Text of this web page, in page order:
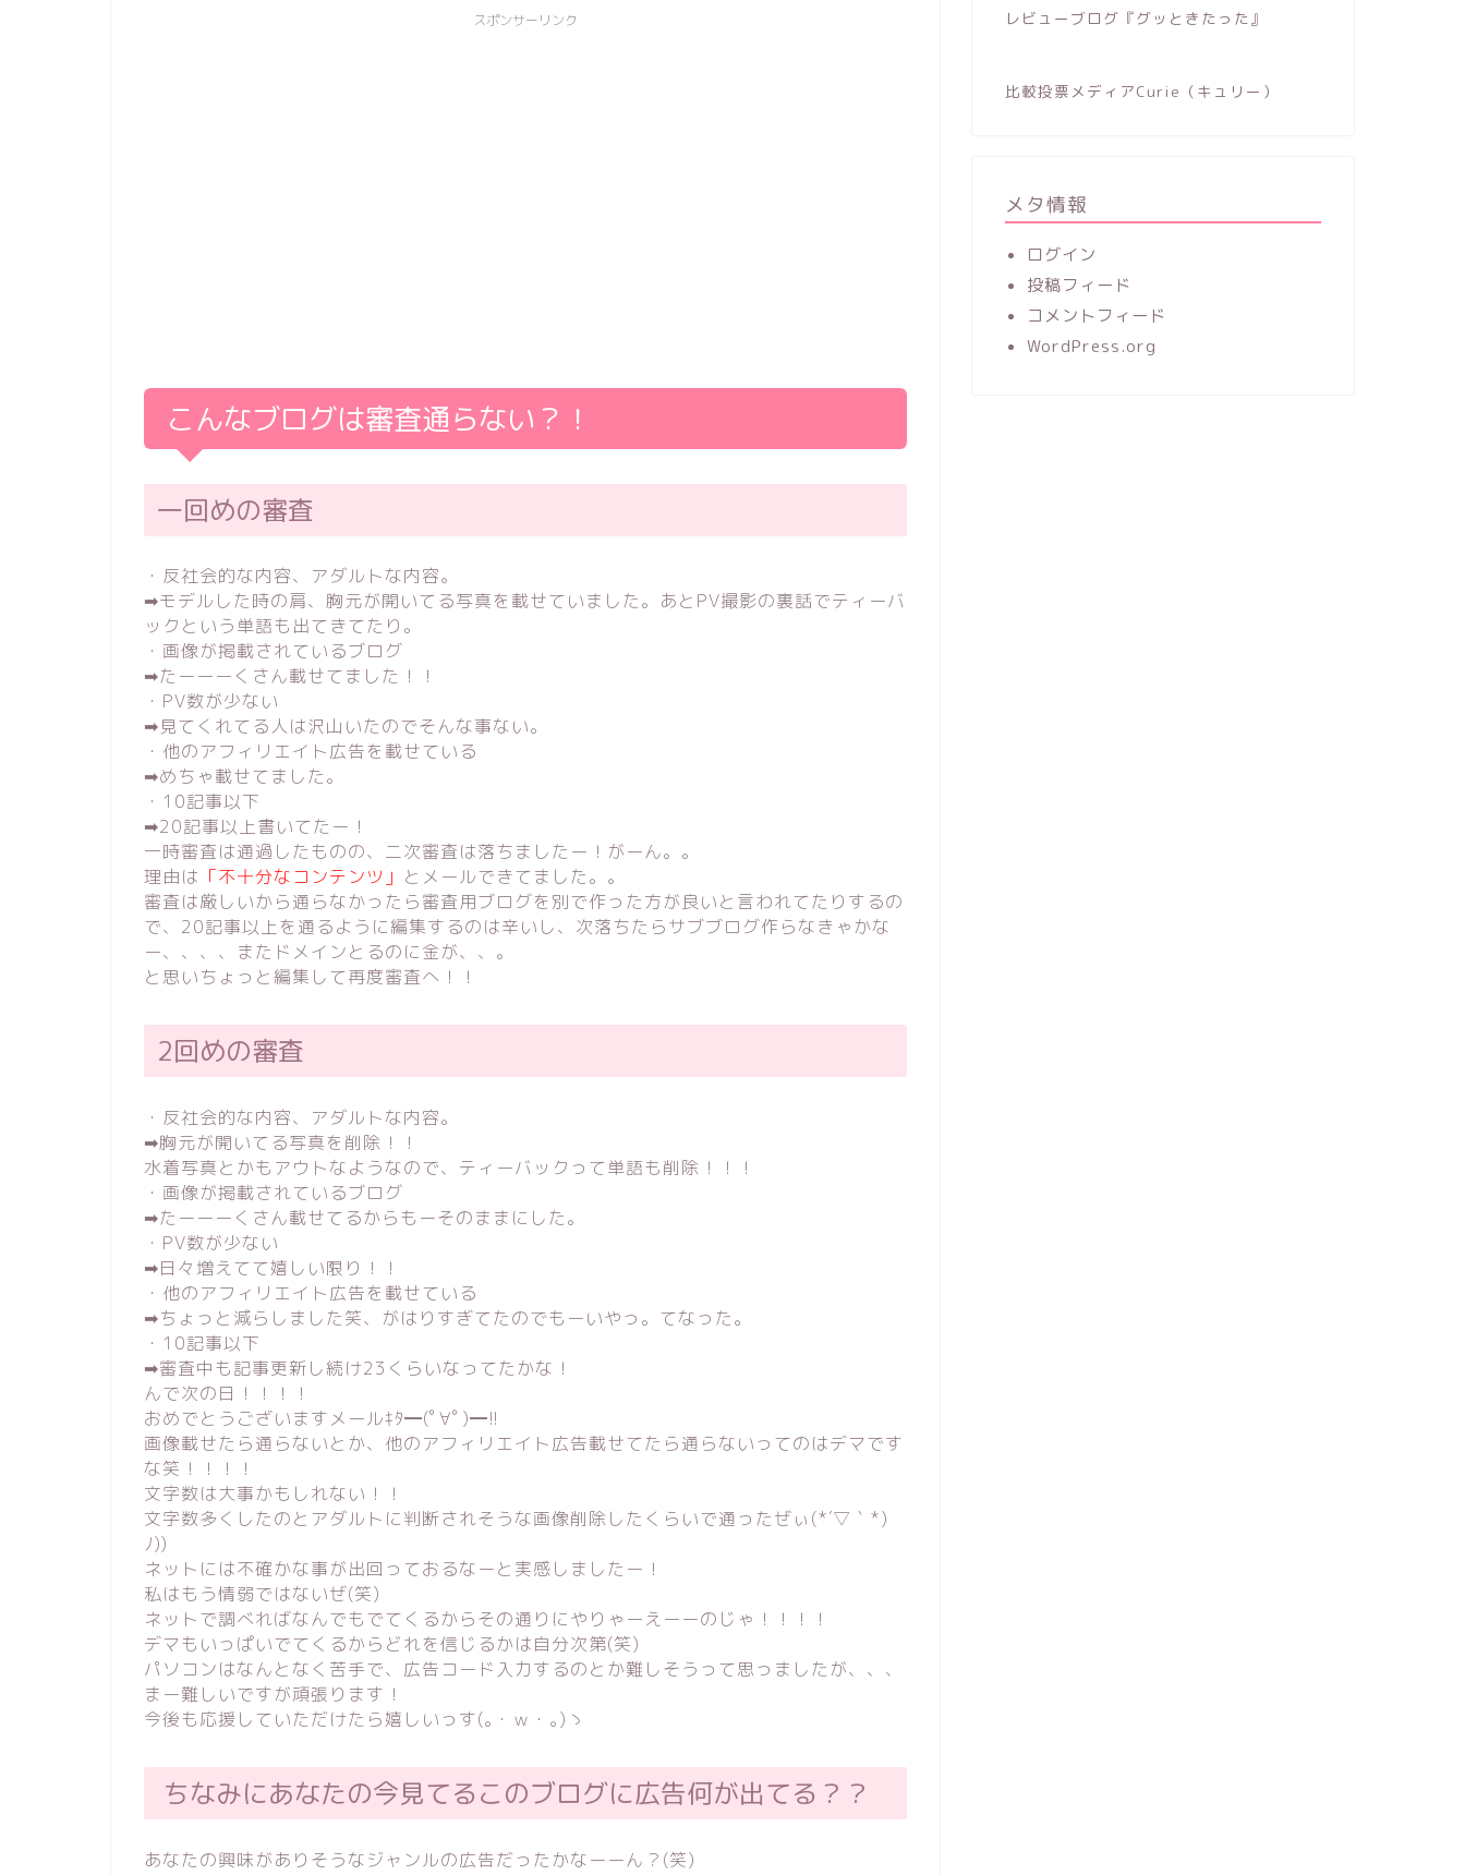
スポンサーリンク
こんなブログは審査通らない？！
一回めの審査
・反社会的な内容、アダルトな内容。
➡︎モデルした時の肩、胸元が開いてる写真を載せていました。あとPV撮影の裏話でティーバ
ックという単語も出てきてたり。
・画像が掲載されているブログ
➡︎たーーーくさん載せてました！！
・PV数が少ない
➡︎見てくれてる人は沢山いたのでそんな事ない。
・他のアフィリエイト広告を載せている
➡︎めちゃ載せてました。
・10記事以下
➡︎20記事以上書いてたー！
一時審査は通過したものの、二次審査は落ちましたー！がーん。。
理由は 「不十分なコンテンツ」 とメールできてました。。
審査は厳しいから通らなかったら審査用ブログを別で作った方が良いと言われてたりするの
で、20記事以上を通るように編集するのは辛いし、次落ちたらサブブログ作らなきゃかな
ー、、、、またドメインとるのに金が、、。
と思いちょっと編集して再度審査へ！！
2回めの審査
・反社会的な内容、アダルトな内容。
➡︎胸元が開いてる写真を削除！！
水着写真とかもアウトなようなので、ティーバックって単語も削除！！！
・画像が掲載されているブログ
➡︎たーーーくさん載せてるからもーそのままにした。
・PV数が少ない
➡︎日々増えてて嬉しい限り！！
・他のアフィリエイト広告を載せている
➡︎ちょっと減らしました笑、がはりすぎてたのでもーいやっ。てなった。
・10記事以下
➡︎審査中も記事更新し続け23くらいなってたかな！
んで次の日！！！！
おめでとうございますメールｷﾀ━(ﾟ∀ﾟ)━!!
画像載せたら通らないとか、他のアフィリエイト広告載せてたら通らないってのはデマです
な笑！！！！
文字数は大事かもしれない！！
文字数多くしたのとアダルトに判断されそうな画像削除したくらいで通ったぜぃ(*´▽｀*)
ﾉ))
ネットには不確かな事が出回っておるなーと実感しましたー！
私はもう情弱ではないぜ(笑)
ネットで調べればなんでもでてくるからその通りにやりゃーえーーのじゃ！！！！
デマもいっぱいでてくるからどれを信じるかは自分次第(笑)
パソコンはなんとなく苦手で、広告コード入力するのとか難しそうって思っましたが、、、
まー難しいですが頑張ります！
今後も応援していただけたら嬉しいっす(｡・ｗ・｡)ゝ
ちなみにあなたの今見てるこのブログに広告何が出てる？？
あなたの興味がありそうなジャンルの広告だったかなーーん？(笑)
レビューブログ『グッときたった』
比較投票メディアCurie（キュリー）
メタ情報
ログイン
投稿フィード
コメントフィード
WordPress.org